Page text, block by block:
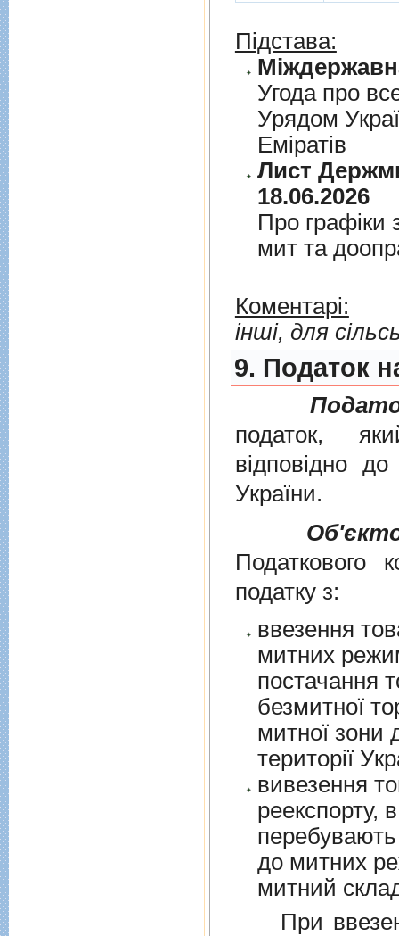
Підстава:
Угода про
Урядом
Емiратiв
Лист
18.06.2026
Про графiки
мит та
Коментарі:
інші, для
9. Податок
податок,
вiдповiдно
України.
Податкового
податку з:
ввезення
митних
постачання
безмитної
митної зони для їх
території
вивезення
реекспорту,
перебувають у
до митних
митний
При